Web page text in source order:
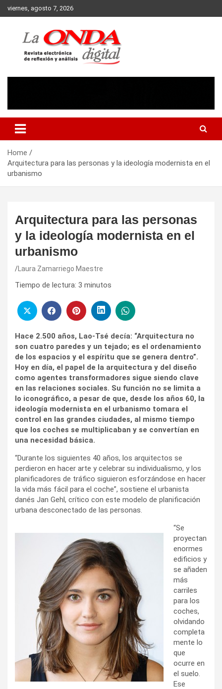
Skip
to
viernes, agosto 7, 2026
Home
Arquitectura para las personas y la ideología modernista en el
urbanismo
Arquitectura para las personas
y la ideología modernista en el
urbanismo
Laura Zamarriego Maestre
Tiempo de lectura: 3 minutos
Hace 2.500 años, Lao-Tsé decía: “Arquitectura no
son cuatro paredes y un tejado; es el ordenamiento
de los espacios y el espíritu que se genera dentro”.
Hoy en día, el papel de la arquitectura y del diseño
como agentes transformadores sigue siendo clave
en las relaciones sociales. Su función no se limita a
lo iconográfico, a pesar de que, desde los años 60, la
ideología modernista en el urbanismo tomara el
control en las grandes ciudades, al mismo tiempo
que los coches se multiplicaban y se convertían en
una necesidad básica.
“Durante los siguientes 40 años, los arquitectos se
perdieron en hacer arte y celebrar su individualismo, y los
planificadores de tráfico siguieron esforzándose en hacer
la vida más fácil para el coche”, sostiene el urbanista
danés Jan Gehl, crítico con este modelo de planificación
urbana desconectado de las personas.
“Se
proyectan
enormes
edificios y
se añaden
más
carriles
para los
coches,
olvidando
completa
mente lo
que
ocurre en
el suelo.
Ese